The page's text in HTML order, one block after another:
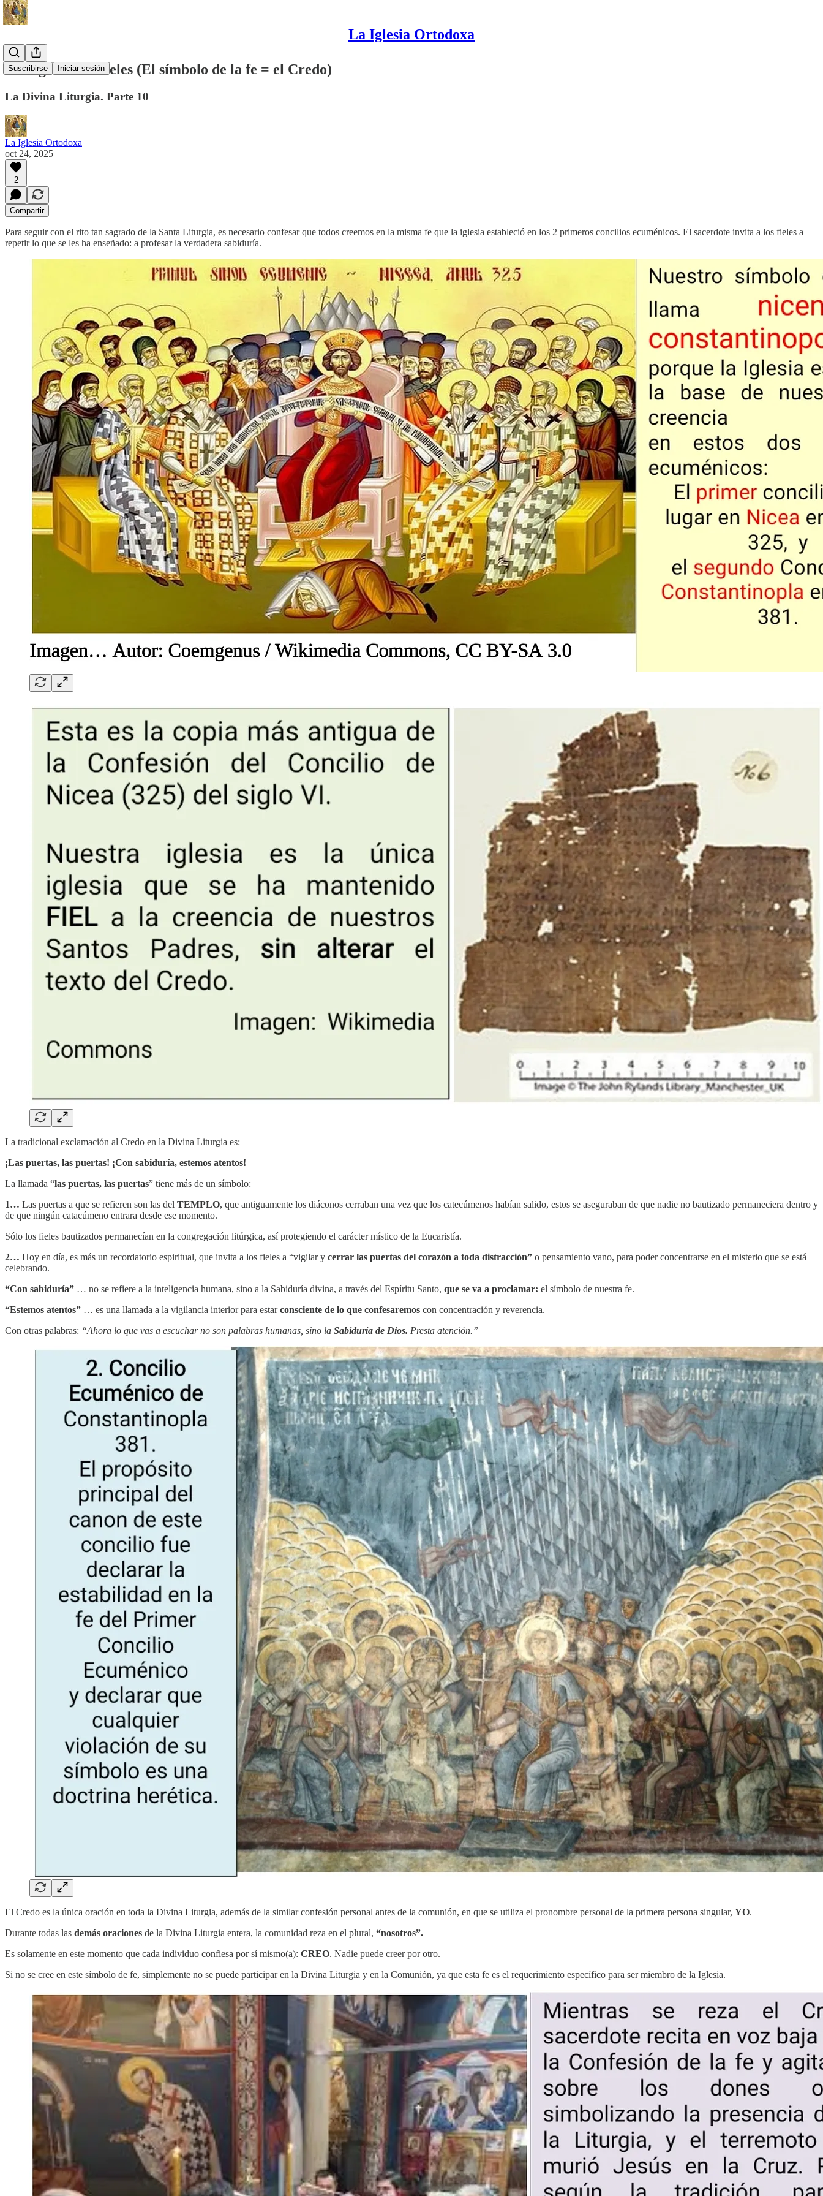
La Iglesia Ortodoxa
Suscribirse Iniciar sesión
Liturgia de los fieles (El símbolo de la fe = el Credo)
La Divina Liturgia. Parte 10
La Iglesia Ortodoxa
oct 24, 2025
2
Compartir
Para seguir con el rito tan sagrado de la Santa Liturgia, es necesario confesar que todos creemos en la misma fe que la iglesia estableció en los 2 primeros concilios ecuménicos. El sacerdote invita a los fieles a
repetir lo que se les ha enseñado: a profesar la verdadera sabiduría.
La tradicional exclamación al Credo en la Divina Liturgia es:
¡Las puertas, las puertas! ¡Con sabiduría, estemos atentos!
La llamada “las puertas, las puertas” tiene más de un símbolo:
1… Las puertas a que se refieren son las del TEMPLO, que antiguamente los diáconos cerraban una vez que los catecúmenos habían salido, estos se aseguraban de que nadie no bautizado permaneciera dentro y
de que ningún catacúmeno entrara desde ese momento.
Sólo los fieles bautizados permanecían en la congregación litúrgica, así protegiendo el carácter místico de la Eucaristía.
2… Hoy en día, es más un recordatorio espiritual, que invita a los fieles a “vigilar y cerrar las puertas del corazón a toda distracción” o pensamiento vano, para poder concentrarse en el misterio que se está
celebrando.
“Con sabiduría” … no se refiere a la inteligencia humana, sino a la Sabiduría divina, a través del Espíritu Santo, que se va a proclamar: el símbolo de nuestra fe.
“Estemos atentos” … es una llamada a la vigilancia interior para estarconsciente de lo que confesaremos con concentración y reverencia.
Con otras palabras: “Ahora lo que vas a escuchar no son palabras humanas, sino la Sabiduría de Dios. Presta atención.”
El Credo es la única oración en toda la Divina Liturgia, además de la similar confesión personal antes de la comunión, en que se utiliza el pronombre personal de la primera persona singular, YO.
Durante todas las demás oraciones de la Divina Liturgia entera, la comunidad reza en el plural, “nosotros”.
Es solamente en este momento que cada individuo confiesa por sí mismo(a): CREO. Nadie puede creer por otro.
Si no se cree en este símbolo de fe, simplemente no se puede participar en la Divina Liturgia y en la Comunión, ya que esta fe es el requerimiento específico para ser miembro de la Iglesia.